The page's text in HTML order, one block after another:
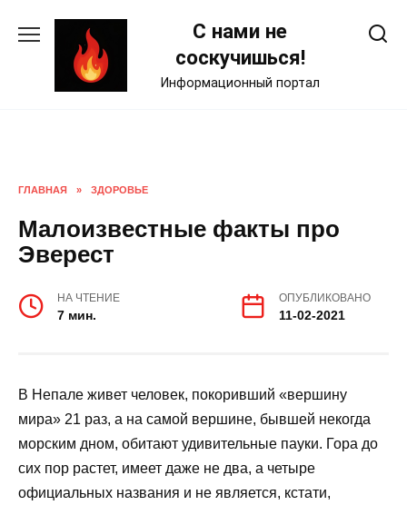
С нами не
соскучишься!
Информационный портал
ГЛАВНАЯ » ЗДОРОВЬЕ
Малоизвестные факты про
Эверест
НА ЧТЕНИЕ
7 мин.
ОПУБЛИКОВАНО
11-02-2021
В Непале живет человек, покоривший «вершину
мира» 21 раз, а на самой вершине, бывшей некогда
морским дном, обитают удивительные пауки. Гора до
сих пор растет, имеет даже не два, а четыре
официальных названия и не является, кстати,